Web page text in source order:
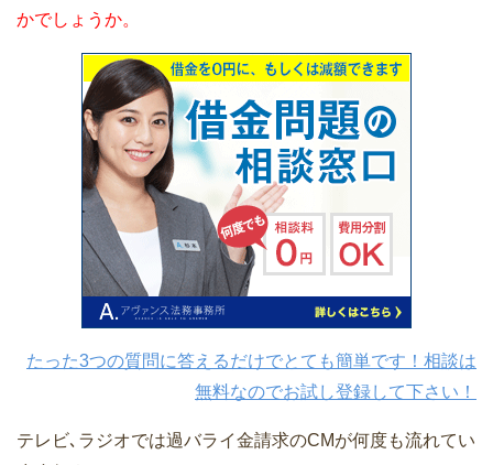
かでしょうか。
たった3つの質問に答えるだけでとても簡単です！相談は
無料なのでお試し登録して下さい！
テレビ､ラジオでは過バライ金請求のCMが何度も流れてい